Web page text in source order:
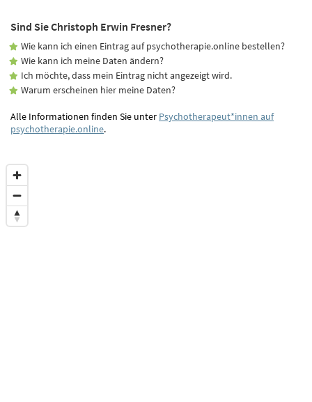
Sind Sie Christoph Erwin Fresner?
Wie kann ich einen Eintrag auf psychotherapie.online bestellen?
Wie kann ich meine Daten ändern?
Ich möchte, dass mein Eintrag nicht angezeigt wird.
Warum erscheinen hier meine Daten?
Alle Informationen finden Sie unter Psychotherapeut*innen auf
psychotherapie.online.